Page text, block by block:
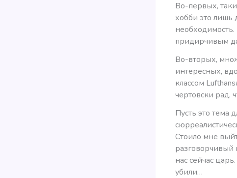
Во-первых,
хобби это лишь
придирчивым
Во-вторых,
интересных,
классом
чертовски рад,
Пусть это тема
Стоило мне
разговорчивый
нас сейчас
убили…